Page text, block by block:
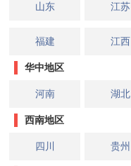
山东 江苏
福建 江西
华中地区
河南 湖北
西南地区
四川 贵州